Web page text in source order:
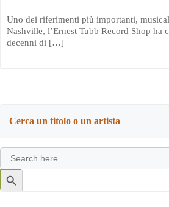
Uno dei riferimenti più importanti,
Nashville, l’Ernest Tubb Record Shop ha
decenni di […]
Cerca un titolo o un artista
Search
for:
Search
Button